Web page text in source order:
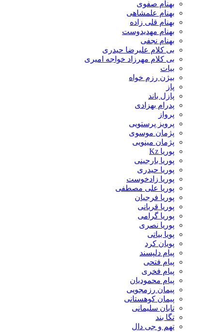
بهنام صفوی
بهنام علمشاهی
بهنام قلی زاده
بهنام مهدیدوست
بهنام نجفی
بی کلام علیرضا حیدری
بی کلام مهرزاد خواجه امیری
بیات
بیژن رزم خواه
پاز
پازل باند
پدرام بهزادی
پرواز
پرویز پرستویی
پژمان موسوی
پژمان مینویی
پوریا Kz
پوریا بارجینی
پوریا حیدری
پوریا زادخوست
پوریا علی مصطفی
پوریا فرجیان
پوریا قربانی
پوریا گرامی
پوریا نصری
پویا بیاتی
پویان کرد
پیام دلپسند
پیام فتحی
پیام فخری
پیام محمودیان
پیمان رزمجویی
پیمان کوهستانی
تابان سلیمانی
تگا بند
تهم و جی دال